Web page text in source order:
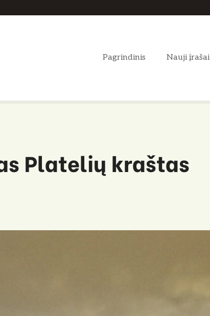
Pagrindinis Nauji įrašai
Platelių kraštas